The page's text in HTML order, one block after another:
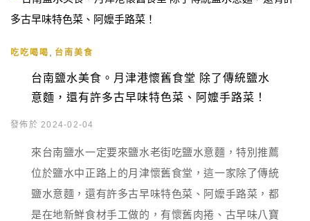
吃吃喝喝 台南美食
台南鹽水美食。月津港懷舊食堂 除了傳統鹽水
意麵，還有許多古早味特色菜、阿嬤手路菜！
發佈於 2024-02-04
來台南鹽水一定要來鹽水老街吃鹽水意麵，特別推薦
位於鹽水中正路上的月津懷舊食堂，這一家除了傳統
鹽水意麵，還有許多古早味特色菜、阿嬤手路菜，都
是在地新鮮食材手工做的，有懷舊肉捲、古早味八寶